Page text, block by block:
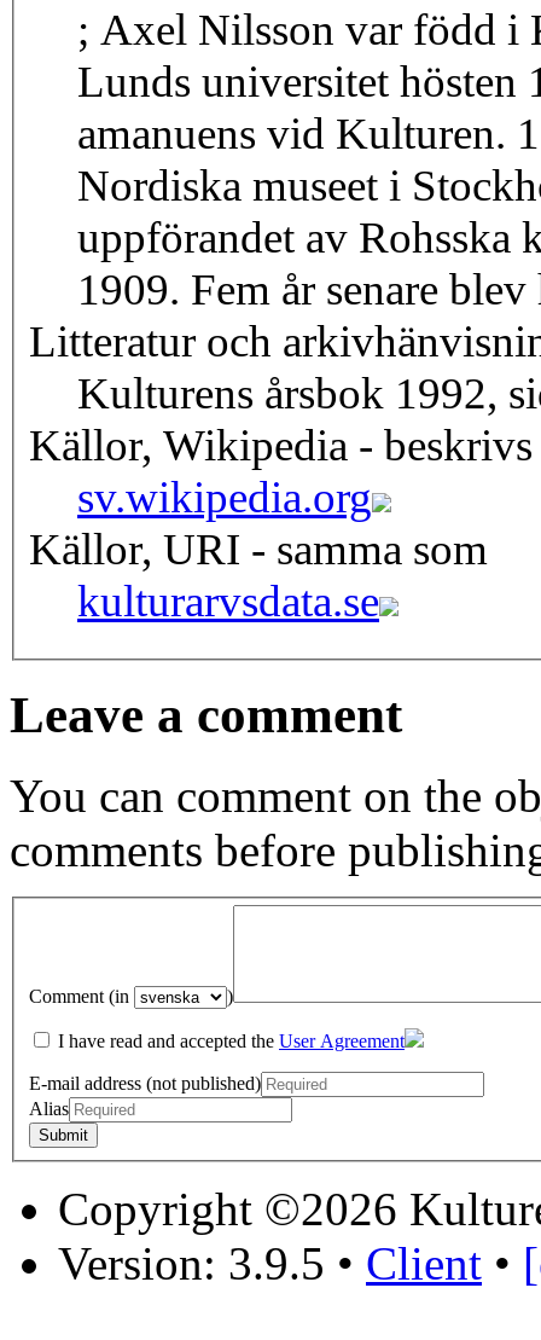
; Axel Nilsson var född i
Lunds universitet hösten
amanuens vid Kulturen.
Nordiska museet i
uppförandet av Rohsska
1909. Fem år senare
Litteratur och
Kulturens årsbok 1992,
Källor, Wikipedia - beskrivs
sv.wikipedia.org
Källor, URI - samma som
kulturarvsdata.se
Leave a comment
You can comment on the
comments before
Comment (in )
I have read and accepted the User Agreement
E-mail address (not published)
Alias
Copyright ©2026
Version: 3.9.5 • Client •